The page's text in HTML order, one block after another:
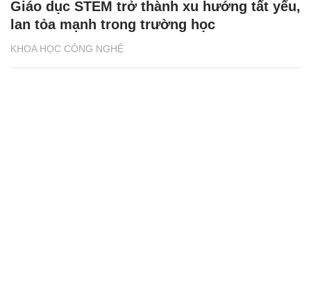
KHOA HỌC CÔNG NGHỆ
Giáo dục STEM trở thành xu hướng tất yếu,
lan tỏa mạnh trong trường học